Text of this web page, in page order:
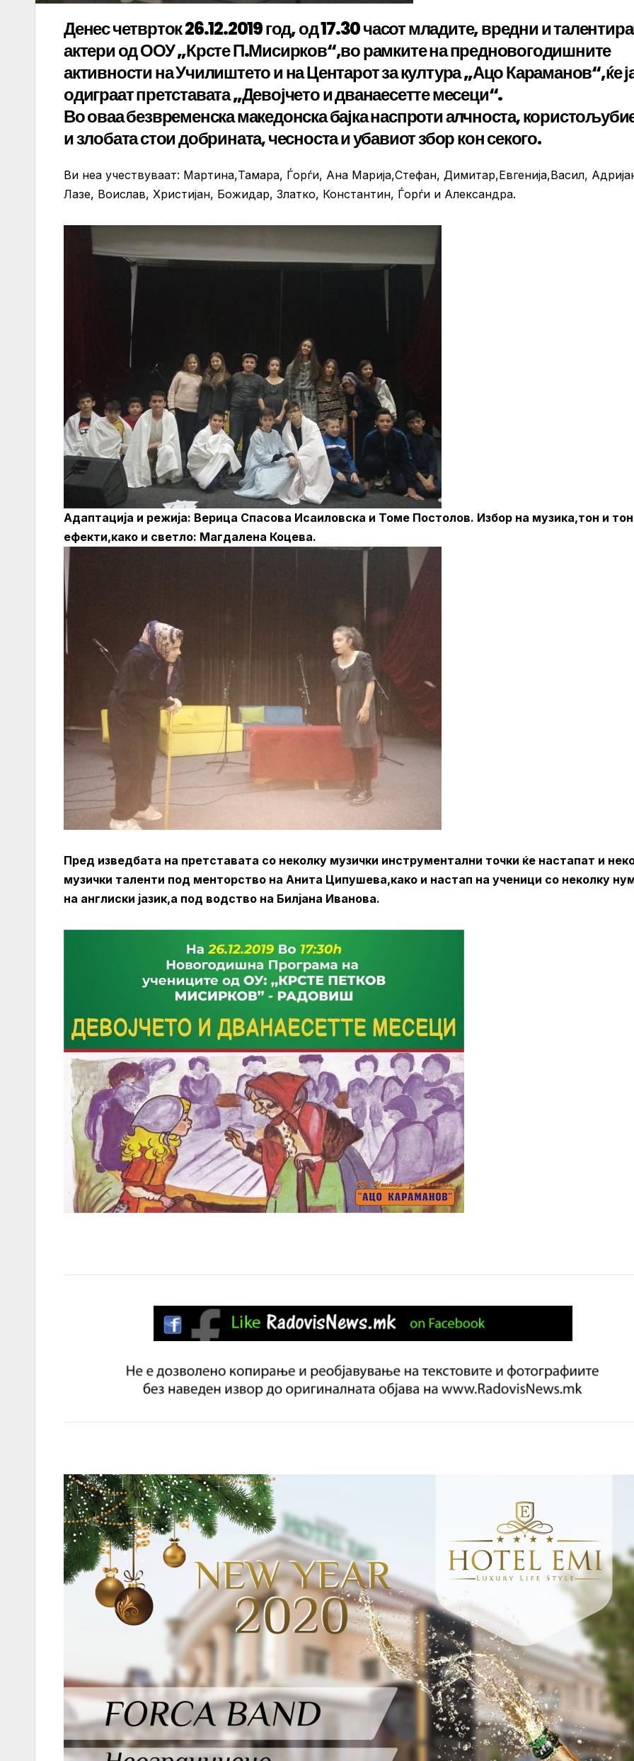
Денес четврток 26.12.2019 год, од 17.30 часот младите, вредни и
актери од ООУ „Крсте П.Мисирков“,во рамките на предновогодишните
активности на Училиштето и на Центарот за култура „Ацо Караманов“,ќе
одиграат претставата „Девојчето и дванаесетте месеци“.
Во оваа безвременска македонска бајка наспроти алчноста,
и злобата стои добрината, чесноста и убавиот збор кон секого.
Ви неа учествуваат: Мартина,Тамара, Ѓорѓи, Ана Марија,Стефан, Димитар,Евгенија,Васил,
Лазе, Воислав, Христијан, Божидар, Златко, Константин, Ѓорѓи и Александра.
Адаптација и режија: Верица Спасова Исаиловска и Томе Постолов. Избор на музика,тон и
ефекти,како и светло: Магдалена Коцева.
Пред изведбата на претставата со неколку музички инструментални точки ќе настапат и
музички таленти под менторство на Анита Ципушева,како и настап на ученици со неколку
на англиски јазик,а под водство на Билјана Иванова.